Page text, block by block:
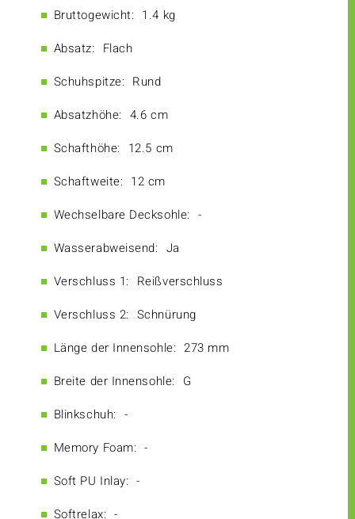
Bruttogewicht: 1.4 kg
Absatz: Flach
Schuhspitze: Rund
Absatzhöhe: 4.6 cm
Schafthöhe: 12.5 cm
Schaftweite: 12 cm
Wechselbare Decksohle: -
Wasserabweisend: Ja
Verschluss 1: Reißverschluss
Verschluss 2: Schnürung
Länge der Innensohle: 273 mm
Breite der Innensohle: G
Blinkschuh: -
Memory Foam: -
Soft PU Inlay: -
Softrelax: -